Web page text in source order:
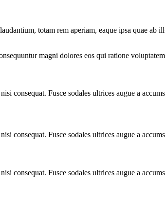
totam rem aperiam, eaque ipsa quae ab
magni dolores eos qui ratione
consequat. Fusce sodales ultrices augue a
consequat. Fusce sodales ultrices augue a
consequat. Fusce sodales ultrices augue a